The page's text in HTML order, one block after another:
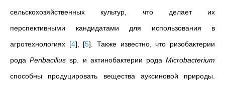
сельскохозяйственных культур, что делает их
перспективными кандидатами для использования в
агротехнологиях [4], [5]. Также известно, что ризобактерии
родаPeribacillussp. и актинобактерии родаMicrobacterium
способны продуцировать вещества ауксиновой природы.